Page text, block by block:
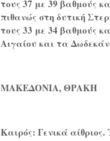
τους 37 με 39 βαθμούς
πιθανώς στη δυτική
τους 33 με 34 βαθμούς
Αιγαίου και τα
ΜΑΚΕΔΟΝΙΑ, ΘΡΑΚΗ
Καιρός: Γενικά